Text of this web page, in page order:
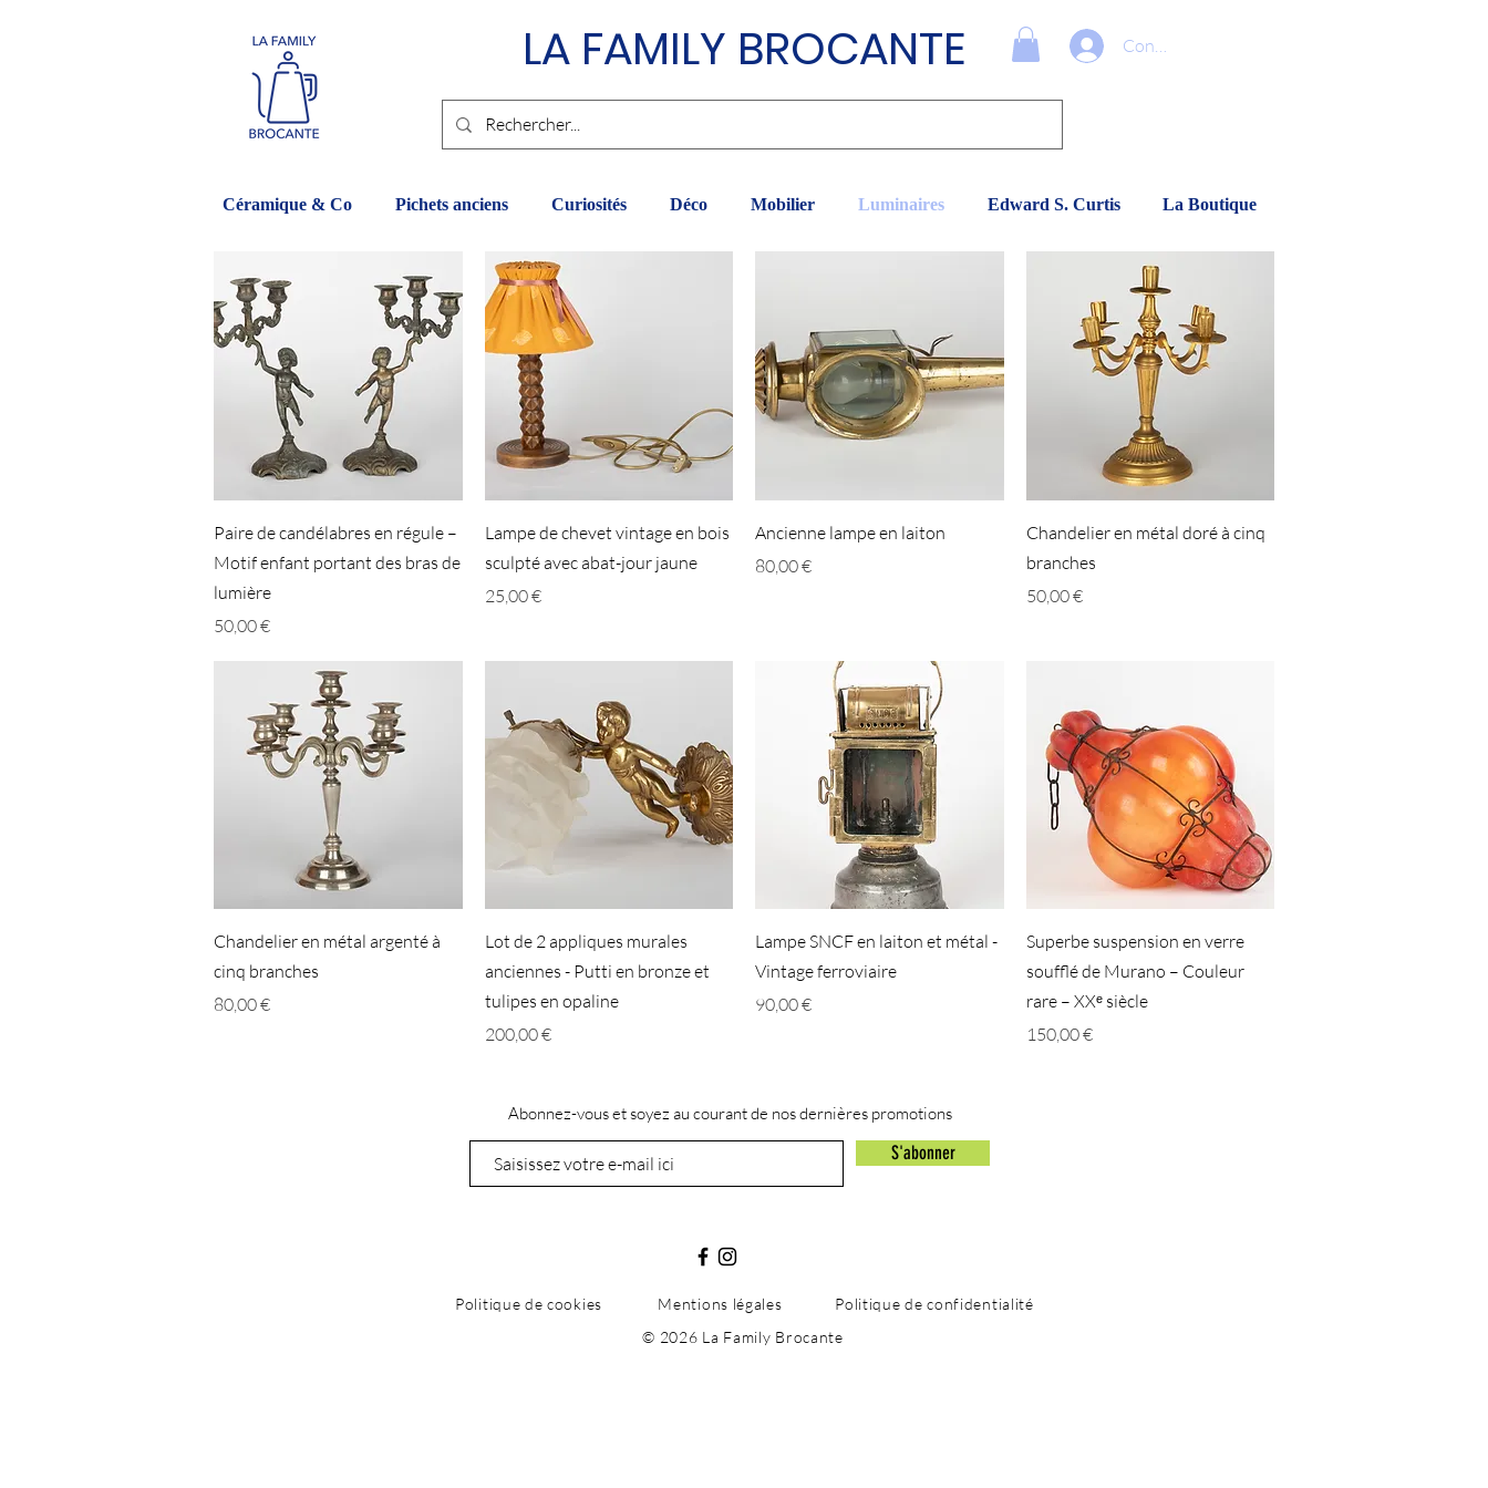
LA FAMILY BROCANTE Connexion
Céramique & Co Pichets anciens Curiosités Déco Mobilier Luminaires Edward S. Curtis La Boutique
Aperçu rapide
Paire de candélabres en régule –
Motif enfant portant des bras de
lumière
Prix
50,00 €
Aperçu rapide
Lampe de chevet vintage en bois
sculpté avec abat-jour jaune
Prix
25,00 €
Aperçu rapide
Ancienne lampe en laiton
Prix
80,00 €
Aperçu rapide
Chandelier en métal doré à cinq
branches
Prix
50,00 €
Aperçu rapide
Chandelier en métal argenté à
cinq branches
Prix
80,00 €
Aperçu rapide
Lot de 2 appliques murales
anciennes - Putti en bronze et
tulipes en opaline
Prix
200,00 €
Aperçu rapide
Lampe SNCF en laiton et métal -
Vintage ferroviaire
Prix
90,00 €
Aperçu rapide
Superbe suspension en verre
soufflé de Murano – Couleur
rare – XXᵉ siècle
Prix
150,00 €
Abonnez-vous et soyez au courant de nos dernières promotions
S'abonner
Politique de cookies Mentions légales
Politique de confidentialité
© 2026 La Family Brocante